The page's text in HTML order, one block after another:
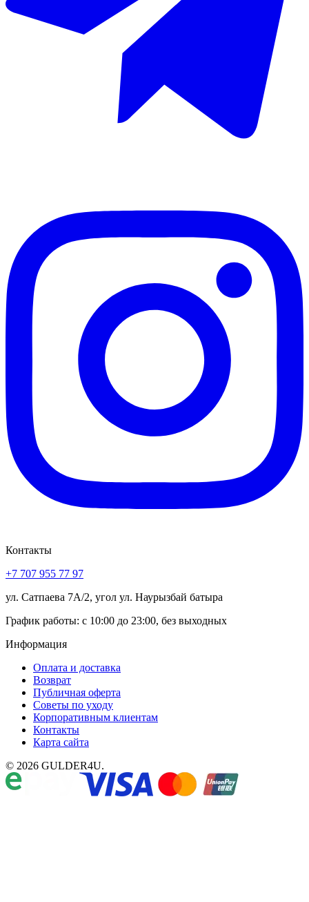
Контакты
+7 707 955 77 97
ул. Сатпаева 7А/2, угол ул. Наурызбай батыра
График работы: с 10:00 до 23:00, без выходных
Информация
Оплата и доставка
Возврат
Публичная оферта
Советы по уходу
Корпоративным клиентам
Контакты
Карта сайта
© 2026 GULDER4U.